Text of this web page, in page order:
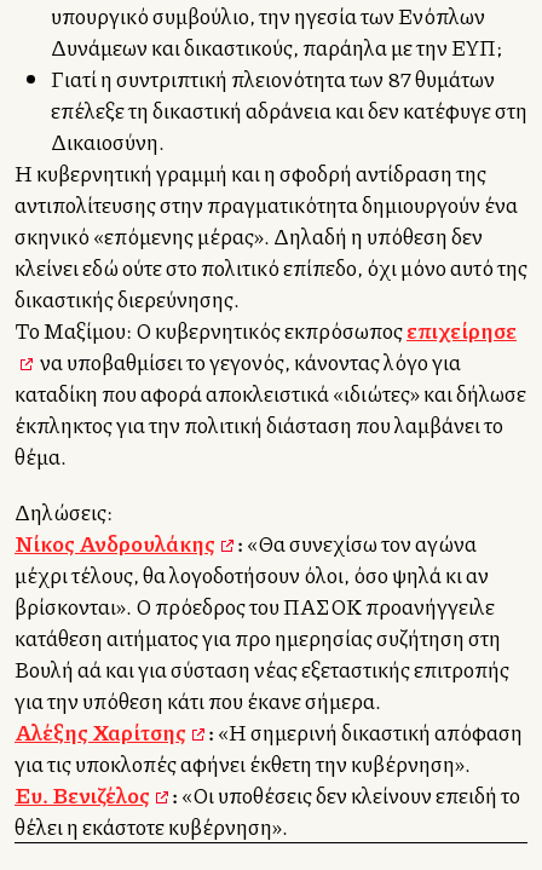
υπουργικό συμβούλιο, την ηγεσία των Ενόπλων
Δυνάμεων και δικαστικούς, παράλληλα με την ΕΥΠ;
Γιατί η συντριπτική πλειονότητα των 87 θυμάτων
επέλεξε τη δικαστική αδράνεια και δεν κατέφυγε στη
Δικαιοσύνη.
Η κυβερνητική γραμμή και η σφοδρή αντίδραση της
αντιπολίτευσης στην πραγματικότητα δημιουργούν ένα
σκηνικό «επόμενης μέρας». Δηλαδή η υπόθεση δεν
κλείνει εδώ ούτε στο πολιτικό επίπεδο, όχι μόνο αυτό της
δικαστικής διερεύνησης.
Το Μαξίμου: Ο κυβερνητικός εκπρόσωποςεπιχείρησε
να υποβαθμίσει το γεγονός, κάνοντας λόγο για
καταδίκη που αφορά αποκλειστικά «ιδιώτες» και δήλωσε
έκπληκτος για την πολιτική διάσταση που λαμβάνει το
θέμα.
Δηλώσεις:
Νίκος Ανδρουλάκης
:«Θα συνεχίσω τον αγώνα
μέχρι τέλους, θα λογοδοτήσουν όλοι, όσο ψηλά κι αν
βρίσκονται». Ο πρόεδρος του ΠΑΣΟΚ προανήγγειλε
κατάθεση αιτήματος για προ ημερησίας συζήτηση στη
Βουλή αλλά και για σύσταση νέας εξεταστικής επιτροπής
για την υπόθεση κάτι που έκανε σήμερα.
Αλέξης Χαρίτσης
:«Η σημερινή δικαστική απόφαση
για τις υποκλοπές αφήνει έκθετη την κυβέρνηση».
Ευ. Βενιζέλος
:«Οι υποθέσεις δεν κλείνουν επειδή το
θέλει η εκάστοτε κυβέρνηση».